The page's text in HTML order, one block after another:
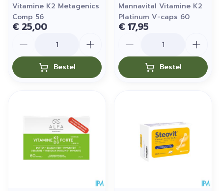
Vitamine K2 Metagenics
Comp 56
€ 25,00
Bestel
Mannavital Vitamine K2
Platinum V-caps 60
€ 17,95
Bestel